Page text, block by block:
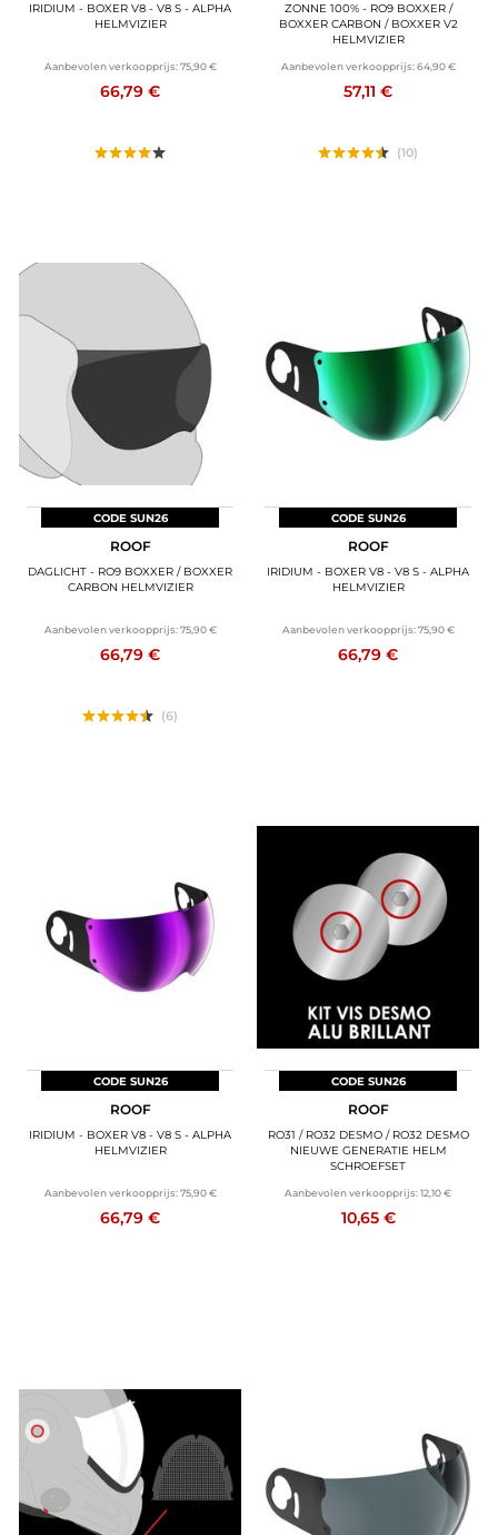
IRIDIUM - BOXER V8 - V8 S - ALPHA
HELMVIZIER
Aanbevolen verkoopprijs: 75,90 €
66,79 €
ZONNE 100% - RO9 BOXXER /
BOXXER CARBON / BOXXER V2
HELMVIZIER
Aanbevolen verkoopprijs: 64,90 €
57,11 €
(10)
CODE SUN26
ROOF
DAGLICHT - RO9 BOXXER / BOXXER
CARBON HELMVIZIER
Aanbevolen verkoopprijs: 75,90 €
66,79 €
(6)
CODE SUN26
ROOF
IRIDIUM - BOXER V8 - V8 S - ALPHA
HELMVIZIER
Aanbevolen verkoopprijs: 75,90 €
66,79 €
CODE SUN26
ROOF
IRIDIUM - BOXER V8 - V8 S - ALPHA
HELMVIZIER
Aanbevolen verkoopprijs: 75,90 €
66,79 €
CODE SUN26
ROOF
RO31 / RO32 DESMO / RO32 DESMO
NIEUWE GENERATIE HELM
SCHROEFSET
Aanbevolen verkoopprijs:12,10 €
10,65 €